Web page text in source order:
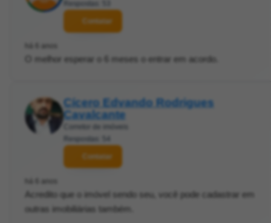
Contatar
O melhor esperar o 6 meses o entrar em acordo.
Cícero Edvando Rodrigues
Cavalcante
Contatar
Acredito que o imóvel sendo seu, você pode cadastrar em
outras imobiliárias também.